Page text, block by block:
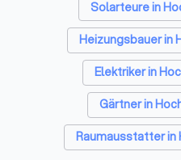
Solarteure in
Heizungsbauer in
Elektriker in
Gärtner in
Raumausstatter in